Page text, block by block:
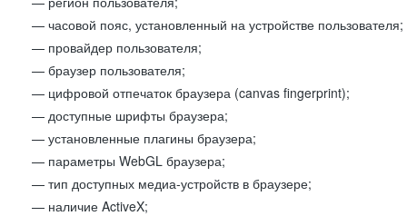
— часовой пояс, установленный на устройстве пользователя;
— провайдер пользователя;
— браузер пользователя;
— цифровой отпечаток браузера (canvas fingerprint);
— доступные шрифты браузера;
— установленные плагины браузера;
— параметры WebGL браузера;
— тип доступных медиа-устройств в браузере;
— наличие ActiveX;